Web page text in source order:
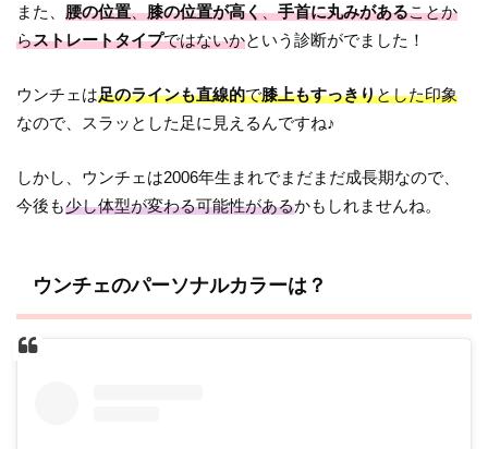
また、腰の位置、膝の位置が高く、手首に丸みがあることか
らストレートタイプではないかという診断がでました！
ウンチェは足のラインも直線的で膝上もすっきりとした印象
なので、スラッとした足に見えるんですね♪
しかし、ウンチェは2006年生まれでまだまだ成長期なので、
今後も少し体型が変わる可能性があるかもしれませんね。
ウンチェのパーソナルカラーは？